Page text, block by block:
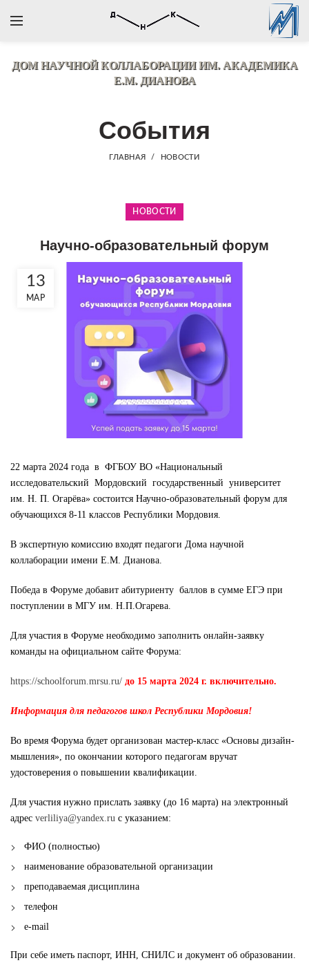
ДОМ НАУЧНОЙ КОЛЛАБОРАЦИИИМ. АКАДЕМИКА
Е.М. ДИАНОВА
События
ГЛАВНАЯ НОВОСТИ
НОВОСТИ
Научно-образовательный форум
13
МАР
22 марта 2024 года в ФГБОУ ВО «Национальный
исследовательский Мордовский государственный университет
им. Н. П. Огарёва» состоится Научно-образовательный форум для
обучающихся 8-11 классов Республики Мордовия.
В экспертную комиссию входят педагоги Дома научной
коллаборации имени Е.М. Дианова.
Победа в Форуме добавит абитуриенту баллов в сумме ЕГЭ при
поступлении в МГУ им. Н.П.Огарева.
Для участия в Форуме необходимо заполнить онлайн-заявку
команды на официальном сайте Форума:
https://schoolforum.mrsu.ru/ до 15 марта 2024 г. включительно.
Информация для педагогов школ Республики Мордовия!
Во время Форума будет организован мастер-класс «Основы дизайн-
мышления», по окончании которого педагогам вручат
удостоверения о повышении квалификации.
Для участия нужно прислать заявку (до 16 марта) на электронный
адрес verliliya@yandex.ru с указанием:
ФИО (полностью)
наименование образовательной организации
преподаваемая дисциплина
телефон
e-mail
При себе иметь паспорт, ИНН, СНИЛС и документ об образовании.